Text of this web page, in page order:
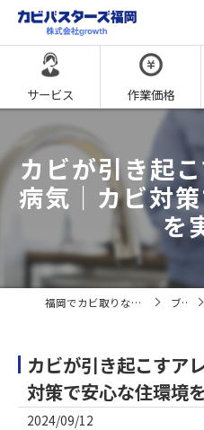
サービス 作業価格
カビが引き起
病気｜カビ対
を
福岡でカビ取りならカビバスターズ福岡 ブログ
カビが引き起こすア
対策で安心な住環境
2024/09/12